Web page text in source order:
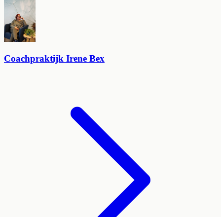
Coachpraktijk Irene Bex